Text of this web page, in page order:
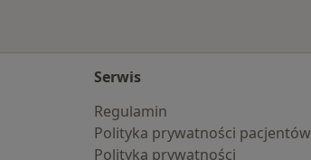
Serwis
Regulamin
Polityka prywatności pacjentów
Polityka prywatności